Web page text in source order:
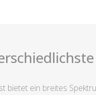
bietet ein breites